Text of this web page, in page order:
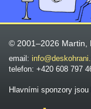
© 2001–2026 Martin,
email:
telefon: +420 608 797
Hlavními sponzory jsou